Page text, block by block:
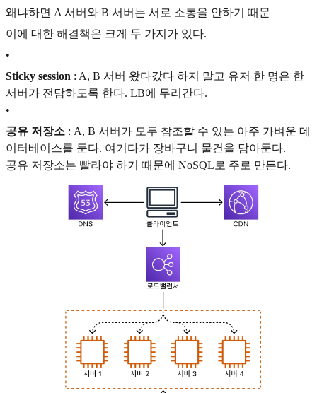
왜냐하면 A 서버와 B 서버는 서로 소통을 안하기 때문
이에 대한 해결책은 크게 두 가지가 있다.
•
Sticky session : A, B 서버 왔다갔다 하지 말고 유저 한 명은 한
서버가 전담하도록 한다. LB에 무리간다.
•
공유 저장소 : A, B 서버가 모두 참조할 수 있는 아주 가벼운 데
이터베이스를 둔다. 여기다가 장바구니 물건을 담아둔다.
공유 저장소는 빨라야 하기 때문에 NoSQL로 주로 만든다.